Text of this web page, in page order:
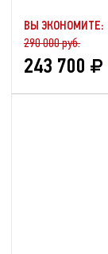
ВЫ ЭКОНОМИТЕ:
290 000 руб.
243 700